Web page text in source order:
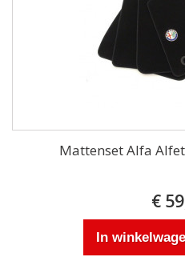
Mattenset Alfa
€
In